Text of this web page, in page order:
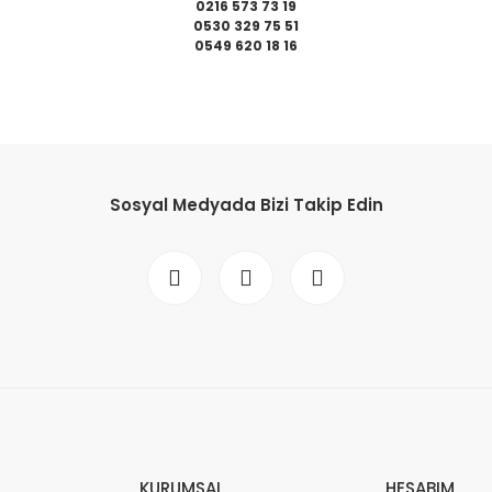
0216 573 73 19
0530 329 75 51
0549 620 18 16
Sosyal Medyada Bizi Takip Edin